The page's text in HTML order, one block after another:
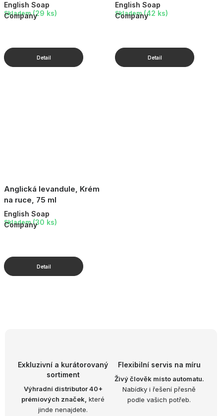
English Soap
Company
Skladem (29 ks)
English Soap
Company
Skladem (42 ks)
Anglická levandule, Krém
na ruce, 75 ml
English Soap
Company
Skladem (30 ks)
Exkluzivní a kurátorovaný
sortiment
Výhradní distributor 40+
prémiových značek, které
jinde nenajdete.
Flexibilní servis na míru
Živý člověk místo automatu.
Nabídky i řešení přesně
podle vašich potřeb.